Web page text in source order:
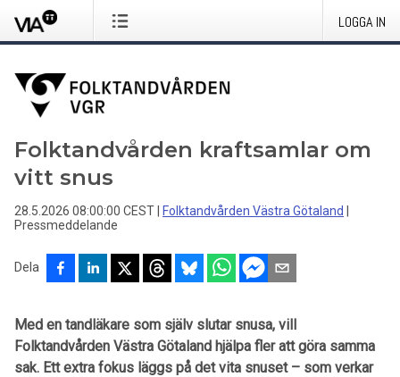
LOGGA IN
Folktandvården kraftsamlar om
vitt snus
28.5.2026 08:00:00 CEST Folktandvården Västra Götaland
Pressmeddelande
Dela
Med en tandläkare som själv slutar snusa, vill
Folktandvården Västra Götaland hjälpa fler att göra samma
sak. Ett extra fokus läggs på det vita snuset – som verkar